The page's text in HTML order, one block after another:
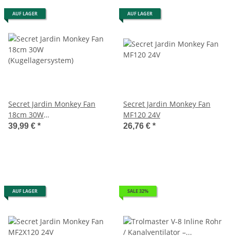
AUF LAGER
Secret Jardin Monkey Fan
18cm 30W
(Kugellagersystem)
39,99 € *
AUF LAGER
Secret Jardin Monkey Fan
MF120 24V
26,76 € *
AUF LAGER SALE 32%